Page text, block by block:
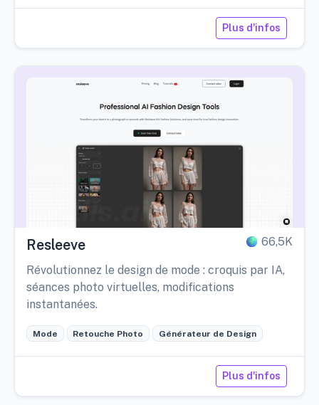
Plus d'infos
Resleeve 66,5K
Révolutionnez le design de mode : croquis par IA,
séances photo virtuelles, modifications
instantanées.
Mode Retouche Photo Générateur de Design
Plus d'infos